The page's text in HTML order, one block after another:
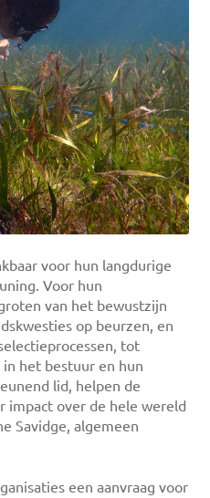
voor hun langdurige
Voor hun
van het bewustzijn
op beurzen, en
tot
het bestuur en hun
lid, helpen de
impact over de hele wereld
Savidge, algemeen
een aanvraag voor